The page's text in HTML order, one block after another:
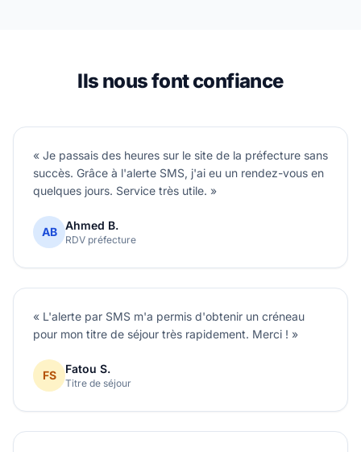
Ils nous font confiance
« Je passais des heures sur le site de la préfecture sans
succès. Grâce à l'alerte SMS, j'ai eu un rendez-vous en
quelques jours. Service très utile. »
AB Ahmed B.
RDV préfecture
« L'alerte par SMS m'a permis d'obtenir un créneau
pour mon titre de séjour très rapidement. Merci ! »
FS Fatou S.
Titre de séjour